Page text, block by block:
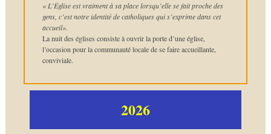
« L’Église est vraiment à sa place lorsqu’elle se fait proche des
gens, c’est notre identité de catholiques qui s’exprime dans cet
accueil».
La nuit des églises consiste à ouvrir la porte d’une église,
l’occasion pour la communauté locale de se faire accueillante,
conviviale.
2026